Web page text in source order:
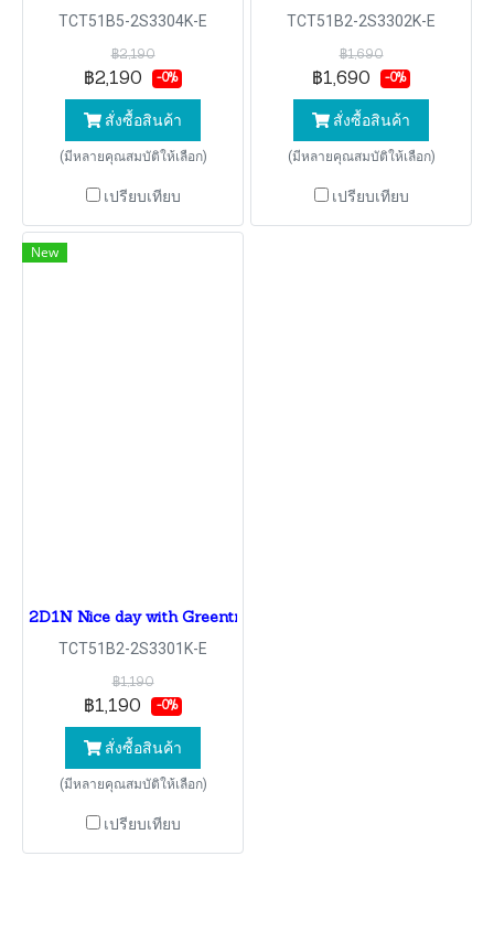
TCT51B5-2S3304K-E
฿2,190
฿2,190 -0%
สั่งซื้อสินค้า
(มีหลายคุณสมบัติให้เลือก)
เปรียบเทียบ
TCT51B2-2S3302K-E
฿1,690
฿1,690 -0%
สั่งซื้อสินค้า
(มีหลายคุณสมบัติให้เลือก)
เปรียบเทียบ
New
2D1N Nice day with Greentrip
TCT51B2-2S3301K-E
฿1,190
฿1,190 -0%
สั่งซื้อสินค้า
(มีหลายคุณสมบัติให้เลือก)
เปรียบเทียบ